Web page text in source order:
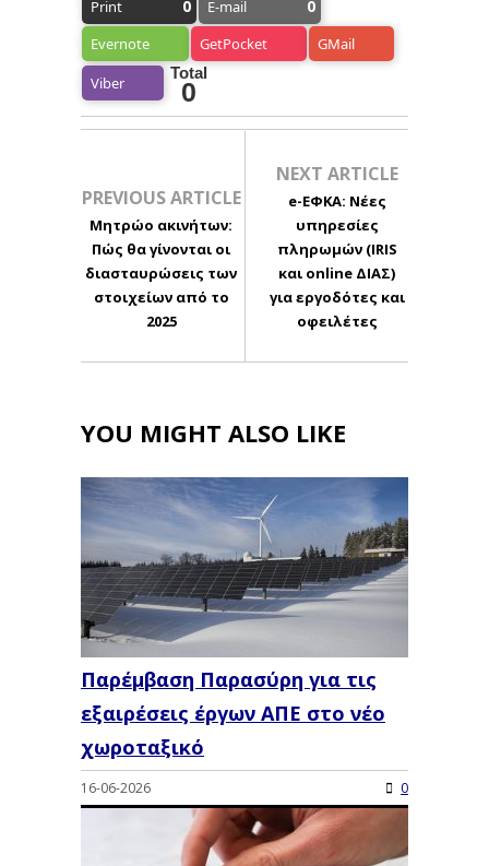
Print 0 E-mail 0
Evernote GetPocket GMail
Viber
Total
0
PREVIOUS ARTICLE
Μητρώο ακινήτων:
Πώς θα γίνονται οι
διασταυρώσεις των
στοιχείων από το
2025
NEXT ARTICLE
e-ΕΦΚΑ: Νέες
υπηρεσίες
πληρωμών (IRIS
και online ΔΙΑΣ)
για εργοδότες και
οφειλέτες
YOU MIGHT ALSO LIKE
Παρέμβαση Παρασύρη για τις
εξαιρέσεις έργων ΑΠΕ στο νέο
χωροταξικό
16-06-2026 0